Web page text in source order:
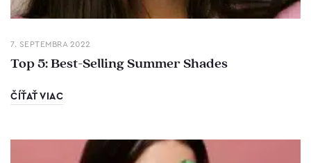
7. SEPTEMBRA 2022
Top 5: Best-Selling Summer Shades
ČÍŤAŤ VIAC